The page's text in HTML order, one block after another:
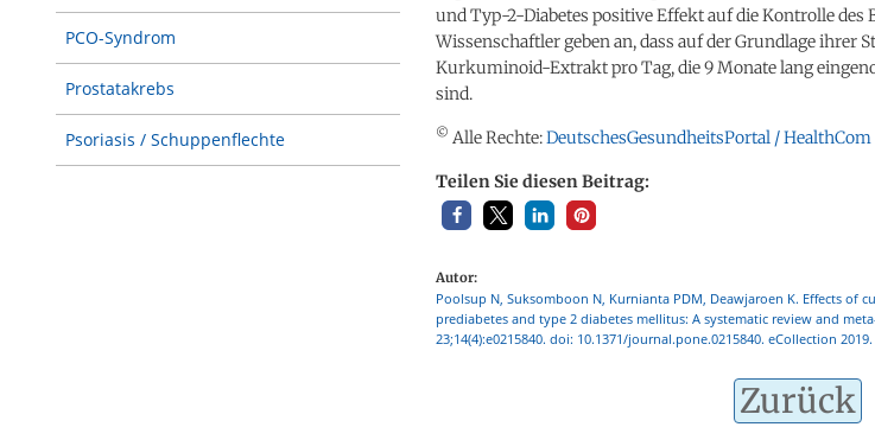
PCO-Syndrom
Prostatakrebs
Psoriasis / Schuppenflechte
und Typ-2-Diabetes positive Effekt auf die Kontrolle des
Wissenschaftler geben an, dass auf der Grundlage ihrer
Kurkuminoid-Extrakt pro Tag, die 9 Monate lang
sind.
© Alle Rechte:DeutschesGesundheitsPortal / HealthCom
Teilen Sie diesen Beitrag:
Autor:
Poolsup N, Suksomboon N, Kurnianta PDM, Deawjaroen K. Effects of
prediabetes and type 2 diabetes mellitus: A systematic review and
23;14(4):e0215840. doi: 10.1371/journal.pone.0215840. eCollection 2019.
Zurück